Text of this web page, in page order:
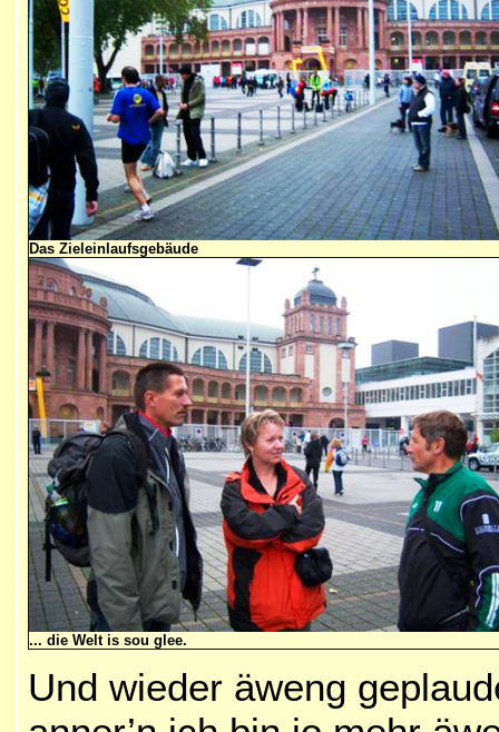
Das Zieleinlaufsgebäude
... die Welt is sou glee.
Und wieder äweng